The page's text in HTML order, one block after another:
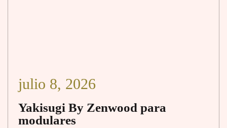
julio 8, 2026
Yakisugi By Zenwood para
modulares